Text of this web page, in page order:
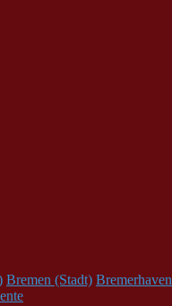
Bremen (Stadt) Bremerhaven